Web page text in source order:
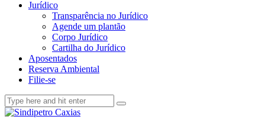
Jurídico
Transparência no Jurídico
Agende um plantão
Corpo Jurídico
Cartilha do Jurídico
Aposentados
Reserva Ambiental
Filie-se